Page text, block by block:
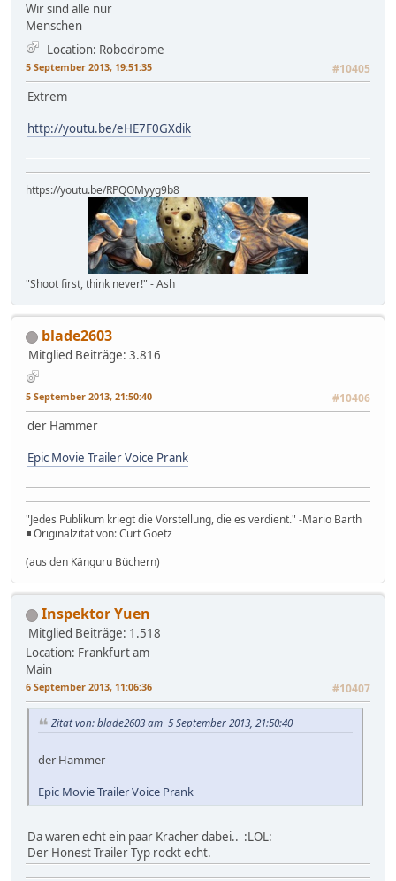
Wir sind alle nur
Menschen
Location: Robodrome
5 September 2013, 19:51:35 #10405
Extrem
http://youtu.be/eHE7F0GXdik
https://youtu.be/RPQOMyyg9b8
"Shoot first, think never!" - Ash
blade2603
Mitglied Beiträge: 3.816
5 September 2013, 21:50:40 #10406
der Hammer
Epic Movie Trailer Voice Prank
"Jedes Publikum kriegt die Vorstellung, die es verdient." -Mario Barth
◾ Originalzitat von: Curt Goetz
(aus den Känguru Büchern)
Inspektor Yuen
Mitglied Beiträge: 1.518
Location: Frankfurt am
Main
6 September 2013, 11:06:36 #10407
Zitat von: blade2603 am 5 September 2013, 21:50:40
der Hammer
Epic Movie Trailer Voice Prank
Da waren echt ein paar Kracher dabei.. :LOL:
Der Honest Trailer Typ rockt echt.